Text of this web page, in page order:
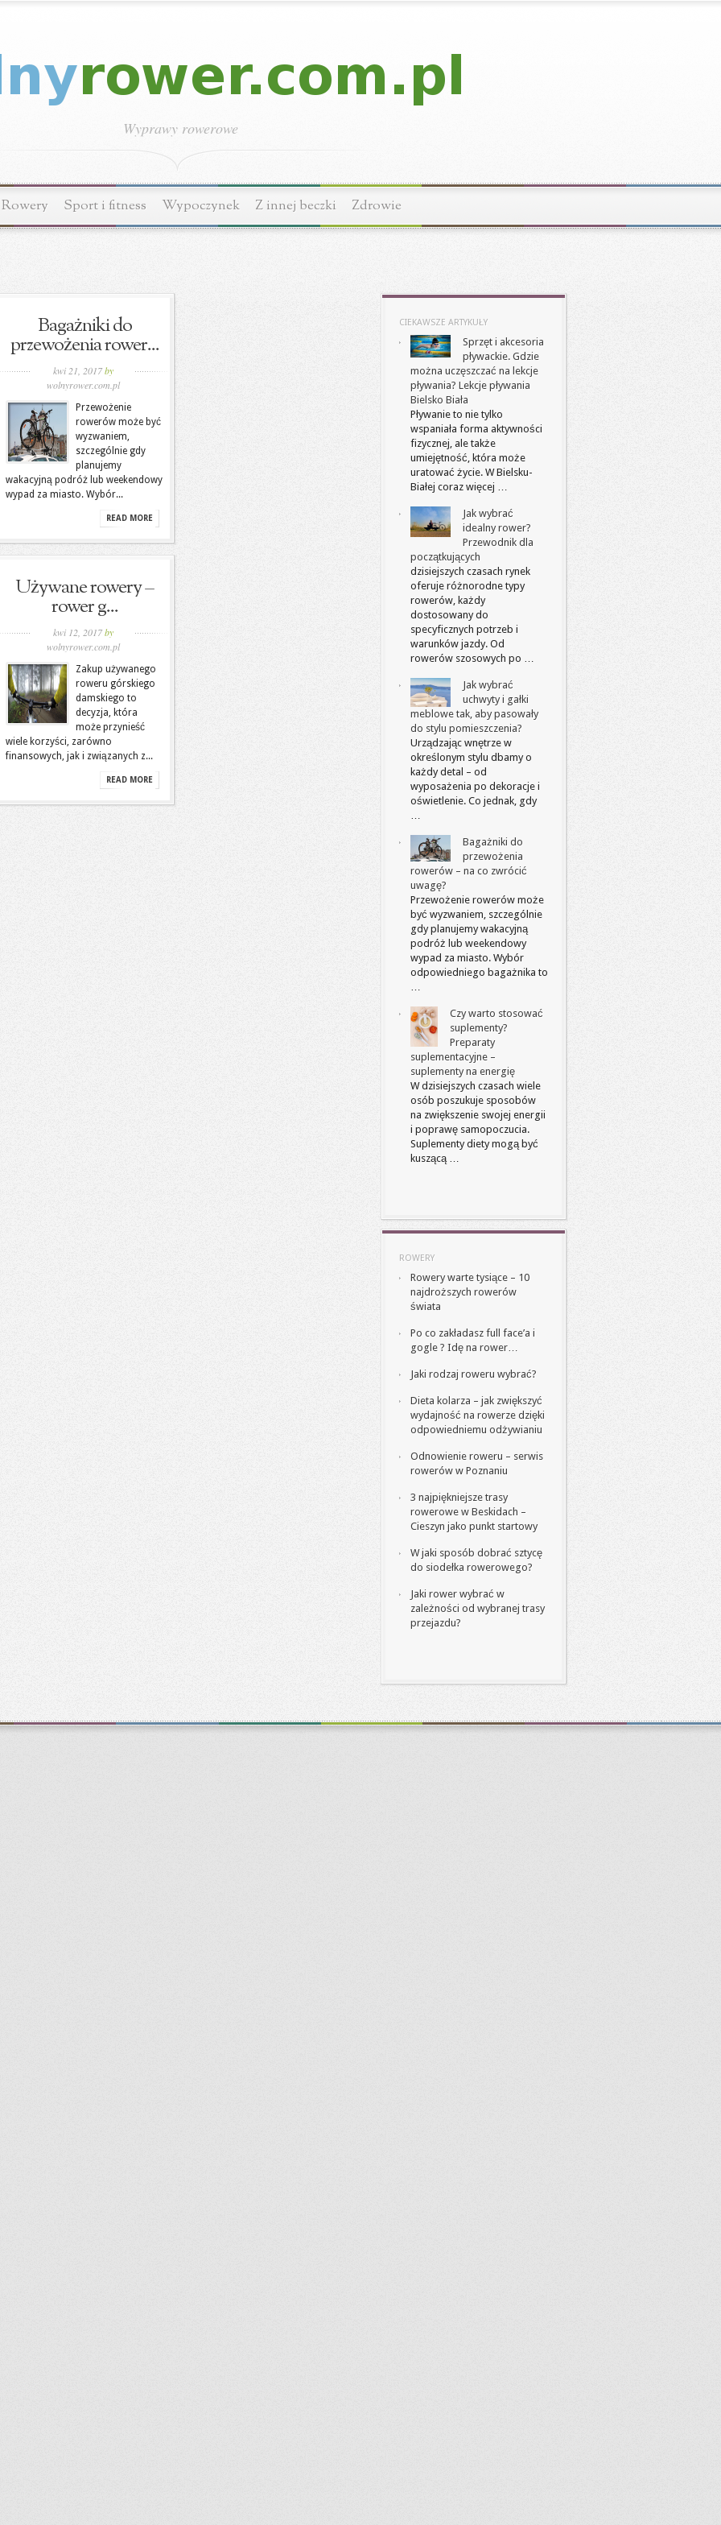
Wyprawy rowerowe
Rowery Sport i fitness Wypoczynek Z innej beczki Zdrowie
Bagażniki do
przewożenia rower...
kwi 21, 2017by
wolnyrower.com.pl
Przewożenie
rowerów może być
wyzwaniem,
szczególnie gdy
planujemy
wakacyjną podróż lub weekendowy
wypad za miasto. Wybór...
READ MORE
Używane rowery –
rower g...
kwi 12, 2017by
wolnyrower.com.pl
Zakup używanego
roweru górskiego
damskiego to
decyzja, która
może przynieść
wiele korzyści, zarówno
finansowych, jak i związanych z...
READ MORE
CIEKAWSZE ARTYKUŁY
Sprzęt i akcesoria
pływackie. Gdzie
można uczęszczać na lekcje
pływania? Lekcje pływania
Bielsko Biała
Pływanie to nie tylko
wspaniała forma aktywności
fizycznej, ale także
umiejętność, która może
uratować życie. W Bielsku-
Białej coraz więcej …
Jak wybrać
idealny rower?
Przewodnik dla
początkujących
dzisiejszych czasach rynek
oferuje różnorodne typy
rowerów, każdy
dostosowany do
specyficznych potrzeb i
warunków jazdy. Od
rowerów szosowych po …
Jak wybrać
uchwyty i gałki
meblowe tak, aby pasowały
do stylu pomieszczenia?
Urządzając wnętrze w
określonym stylu dbamy o
każdy detal – od
wyposażenia po dekoracje i
oświetlenie. Co jednak, gdy
…
Bagażniki do
przewożenia
rowerów – na co zwrócić
uwagę?
Przewożenie rowerów może
być wyzwaniem, szczególnie
gdy planujemy wakacyjną
podróż lub weekendowy
wypad za miasto. Wybór
odpowiedniego bagażnika to
…
Czy warto stosować
suplementy?
Preparaty
suplementacyjne –
suplementy na energię
W dzisiejszych czasach wiele
osób poszukuje sposobów
na zwiększenie swojej energii
i poprawę samopoczucia.
Suplementy diety mogą być
kuszącą …
ROWERY
Rowery warte tysiące – 10
najdroższych rowerów
świata
Po co zakładasz full face’a i
gogle ? Idę na rower…
Jaki rodzaj roweru wybrać?
Dieta kolarza – jak zwiększyć
wydajność na rowerze dzięki
odpowiedniemu odżywianiu
Odnowienie roweru – serwis
rowerów w Poznaniu
3 najpiękniejsze trasy
rowerowe w Beskidach –
Cieszyn jako punkt startowy
W jaki sposób dobrać sztycę
do siodełka rowerowego?
Jaki rower wybrać w
zależności od wybranej trasy
przejazdu?